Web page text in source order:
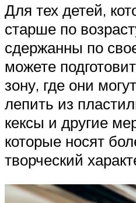
Для тех детей,
старше по
сдержанны по
можете
зону, где они
лепить из
кексы и другие
которые носят
творческий